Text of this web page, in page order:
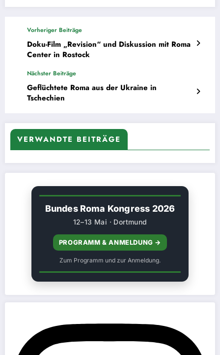
Vorheriger Beiträge
Doku-Film „Revision“ und Diskussion mit Roma
Center in Rostock
Nächster Beiträge
Geflüchtete Roma aus der Ukraine in
Tschechien
VERWANDTE BEITRÄGE
Bundes Roma Kongress 2026
12–13 Mai · Dortmund
PROGRAMM & ANMELDUNG →
Zum Programm und zur Anmeldung.